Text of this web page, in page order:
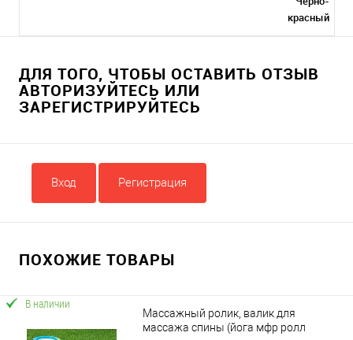
красный
ДЛЯ ТОГО, ЧТОБЫ ОСТАВИТЬ ОТЗЫВ
АВТОРИЗУЙТЕСЬ ИЛИ
ЗАРЕГИСТРИРУЙТЕСЬ
Вход Регистрация
ПОХОЖИЕ ТОВАРЫ
В наличии
Массажный ролик, валик для
массажа спины (йога мфр ролл